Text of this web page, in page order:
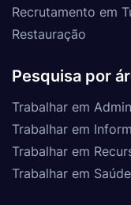
Recrutamento em
Restauração
Pesquisa por
Trabalhar em
Trabalhar em
Trabalhar em
Trabalhar em Saúde